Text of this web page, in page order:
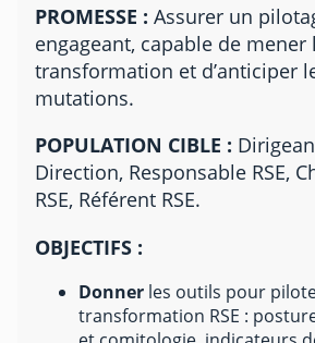
PROMESSE : Assurer un
engageant, capable de mener
transformation et d’anticiper
mutations.
POPULATION CIBLE :
Direction, Responsable RSE,
RSE, Référent RSE.
OBJECTIFS :
Donner les outils pour
transformation RSE :